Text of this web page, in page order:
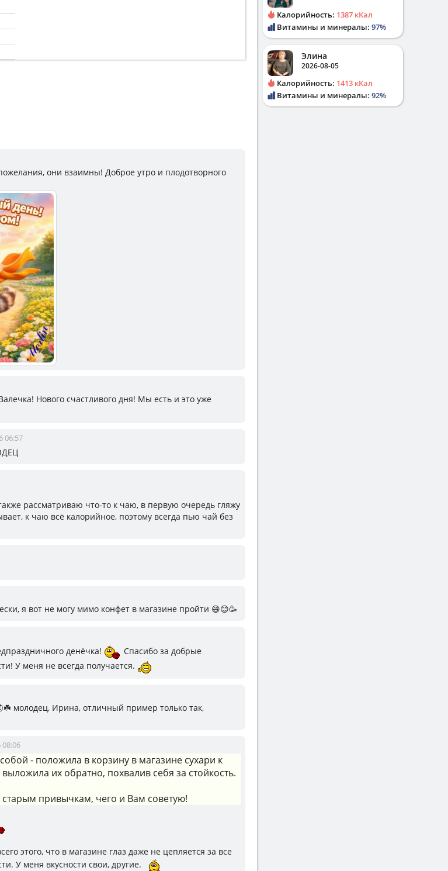
они взаимны! Доброе утро и плодотворного
Нового счастливого дня! Мы есть и это уже
06:57
рассматриваю что-то к чаю, в первую очередь гляжу
к чаю всё калорийное, поэтому всегда пью чай без
я вот не могу мимо конфет в магазине пройти 😄😊🥳
денёчка!
Спасибо за добрые
У меня не всегда получается.
молодец, Ирина, отличный пример только так,
08:06
- положила в корзину в магазине сухари к
их обратно, похвалив себя за стойкость.
старым привычкам, чего и Вам советую!
этого, что в магазине глаз даже не цепляется за все
У меня вкусности свои, другие.
Калорийность: 1387 кКал
Витамины и минералы: 97%
Элина
2026-08-05
Калорийность: 1413 кКал
Витамины и минералы: 92%